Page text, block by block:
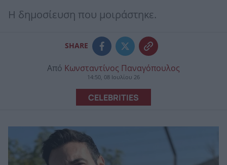
H δημοσίευση που μοιράστηκε.
SHARE
Από Κωνσταντίνος Παναγόπουλος
14:50, 08 Ιουλίου 26
CELEBRITIES